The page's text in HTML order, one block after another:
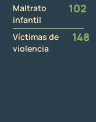
Maltrato
infantil
102
Víctimas de
violencia
148